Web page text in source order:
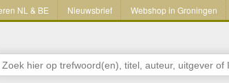
NL & BE Nieuwsbrief Webshop in Groningen